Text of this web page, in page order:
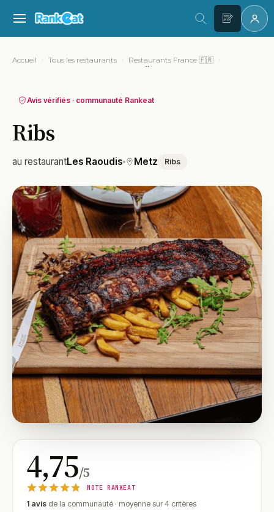
Accueil Tous les restaurants
Restaurants France 🇫🇷
Ribs
Avis vérifiés · communauté Rankeat
Ribs
au restaurantLes Raoudis Metz Ribs
4,75/5
NOTE RANKEAT
1 avis de la communauté · moyenne sur 4 critères